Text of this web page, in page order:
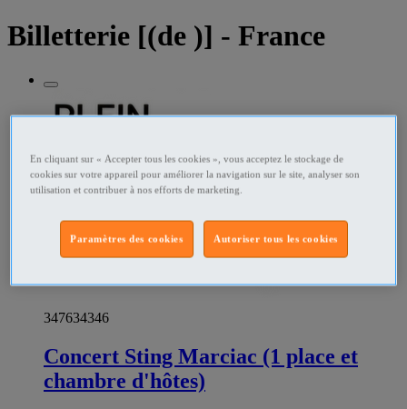
Billetterie [(de )] - France
347634346
Concert Sting Marciac (1 place et
chambre d'hôtes)
En cliquant sur « Accepter tous les cookies », vous acceptez le stockage de
cookies sur votre appareil pour améliorer la navigation sur le site, analyser son
utilisation et contribuer à nos efforts de marketing.
Autoriser tous les cookies
Paramètres des cookies